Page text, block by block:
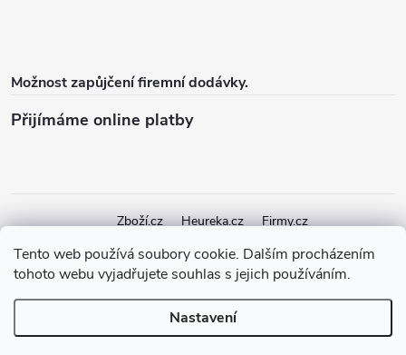
Tento web používá soubory cookie. Dalším procházením
tohoto webu vyjadřujete souhlas s jejich používáním.
Nastavení
Možnost zapůjčení firemní dodávky.
Přijímáme online platby
Zboží.cz Heureka.cz Firmy.cz
nastavení cookies